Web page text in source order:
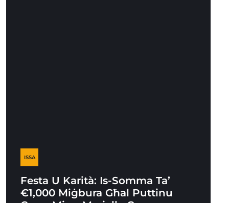
ISSA
Festa U Karità: Is-Somma Ta’
€1,000 Miġbura Għal Puttinu